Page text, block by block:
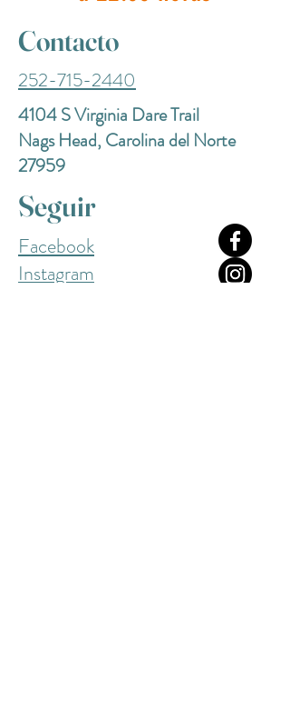
Contacto
252-715-2440
4104 S Virginia Dare Trail
Nags Head, Carolina del Norte
27959
Seguir
Facebook
Instagram